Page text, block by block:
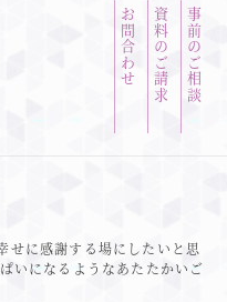
お問合わせ 資料のご請求事前のご相談
せに感謝する場にしたいと思
いになるようなあたたかいご